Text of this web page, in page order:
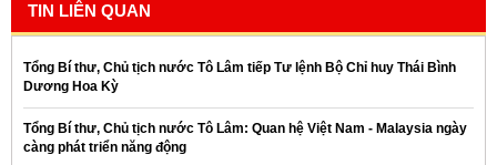
TIN LIÊN QUAN
Tổng Bí thư, Chủ tịch nước Tô Lâm tiếp Tư lệnh Bộ Chỉ huy Thái Bình
Dương Hoa Kỳ
Tổng Bí thư, Chủ tịch nước Tô Lâm: Quan hệ Việt Nam - Malaysia ngày
càng phát triển năng động